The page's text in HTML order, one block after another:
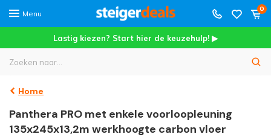
Menu
0
Lastig kiezen? Start hier de keuzehulp! ▶
Home
Panthera PRO met enkele voorloopleuning
135x245x13,2m werkhoogte carbon vloer